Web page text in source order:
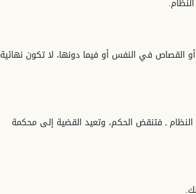
أو القصاص في النفس أو فيما دونها، لا تكون نهائية
النظام ـ فتنقض الحكم، وتعيد القضية إلى محكمة